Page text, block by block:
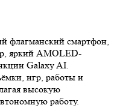
флагманский смартфон,
яркий AMOLED-
Galaxy AI.
игр, работы и
высокую
работу.